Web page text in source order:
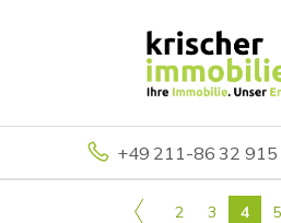
+49 211-86 32 915
2 3 4 5